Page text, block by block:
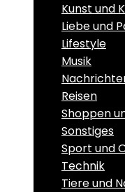
Kunst und
Liebe und
Lifestyle
Musik
Reisen
Shoppen
Sonstiges
Sport und
Technik
Tiere und